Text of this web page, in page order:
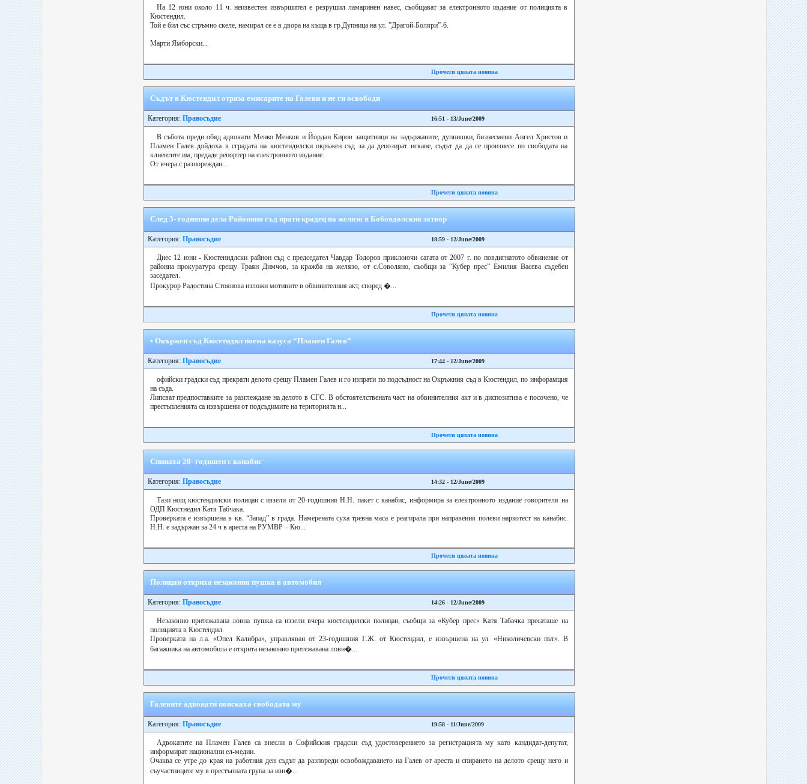
На 12 юни около 11 ч. неизвестен извършител е резрушил ламаринен навес, съобщават за електронното издание от полицията в
Кюстендил.
Той е бил със стръмно скеле, намирал се е в двора на къща в гр.Дупница на ул. ”Драгой-Боляри”-6.
Марти Ямборски...
Прочети цялата новина
Съдът в Кюстендил отряза емисарите на Галеви и не ги освободи
Категория: Правосъдие 16:51 - 13/June/2009
В събота преди обяд адвокати Менко Менков и Йордан Киров защитници на задържаните, дупнишки, бизнесмени Ангел Христов и
Пламен Галев дойдоха в сградата на кюстендилски окръжен съд за да депозират искане, съдът да да се произнесе по свободата на
клиентите им, предаде репортер на електронното издание.
От вчера с разпореждан...
Прочети цялата новина
След 3- годишни дела Районния съд прати крадец на желязо в Бобовдолския затвор
Категория: Правосъдие 18:59 - 12/June/2009
Днес 12 юни - Кюстенидлски райнон съд с председател Чавдар Тодоров приклоючи сагата от 2007 г. по повдигнатото обвинение от
районна прокуратура срещу Траян Димчов, за кражба на желязо, от с.Соволяно, съобщи за “Кубер прес” Емилия Васева съдебен
заседател.
Прокурор Радостина Стоянова изложи мотивите в обвинителния акт, според �...
Прочети цялата новина
• Окържен съд Кюсетндил поема казуса “Пламен Галев”
Категория: Правосъдие 17:44 - 12/June/2009
офийски градски съд прекрати делото срещу Пламен Галев и го изпрати по подсъдност на Окръжния съд в Кюстендил, по инфорамция
на съда.
Липсват предпоставките за разглеждане на делото в СГС. В обстоятелствената част на обвинителния акт и в диспозитива е посочено, че
престъпленията са извършени от подсъдимите на територията н...
Прочети цялата новина
Спипаха 20- годишен с канабис
Категория: Правосъдие 14:32 - 12/June/2009
Тази нощ кюстендилски полицаи с иззели от 20-годишния Н.Н. пакет с канабис, информира за електронното издание говорителя на
ОДП Кюстнедил Катя Табчака.
Проверката е извършена в кв. “Запад” в града. Намерената суха тревна маса е реагирала при направения полеви наркотест на канабис.
Н.Н. е задържан за 24 ч в ареста на РУМВР – Кю...
Прочети цялата новина
Полицаи откриха незаконна пушка в автомобил
Категория: Правосъдие 14:26 - 12/June/2009
Незаконно притежавана ловна пушка са иззели вчера кюстендилски полицаи, съобщи за «Кубер прес» Катя Табачка пресаташе на
полицията в Кюстендил.
Проверката на л.а. «Опел Калибра», управляван от 23-годишния Г.Ж. от Кюстендил, е извършена на ул. «Николичевски път». В
багажника на автомобила е открита незаконно притежавана ловн�...
Прочети цялата новина
Галевите адвокати поискаха свободата му
Категория: Правосъдие 19:58 - 11/June/2009
Адвокатите на Пламен Галев са внесли в Софийския градски съд удостоверението за регистрацията му като кандидат-депутат,
информират национални ел-медии.
Очаква се утре до края на работния ден съдът да разпореди освобождаването на Галев от ареста и спирането на делото срещу него и
съучастниците му в престъпната група за изн�...